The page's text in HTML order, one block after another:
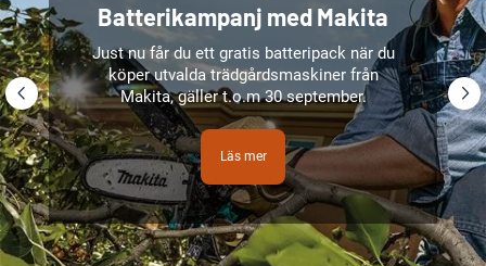
Batterikampanj med Makita
Just nu får du ett gratis batteripack när du
köper utvalda trädgårdsmaskiner från
Makita, gäller t.o.m 30 september.
Läs mer